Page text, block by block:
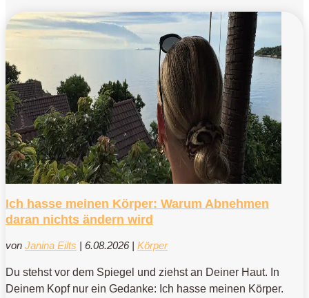
Ich hasse meinen Körper: Warum Abnehmen
daran nichts ändern wird
von Janina Eilts | 6.08.2026| Körper
Du stehst vor dem Spiegel und ziehst an Deiner Haut. In
Deinem Kopf nur ein Gedanke: Ich hasse meinen Körper.